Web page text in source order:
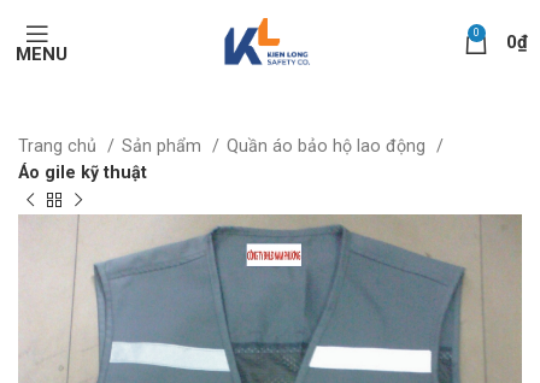
MENU
0 0₫
Trang chủ Sản phẩm
Quần áo bảo hộ lao động
Áo gile kỹ thuật